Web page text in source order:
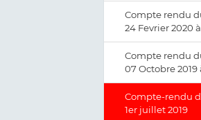
Compte rendu
24 Fevrier 2020
Compte rendu
07 Octobre 2019
Compte-rendu
1er juillet 2019